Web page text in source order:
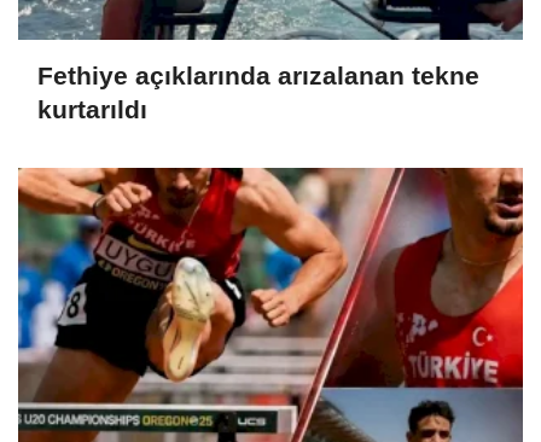
Fethiye açıklarında arızalanan tekne
kurtarıldı